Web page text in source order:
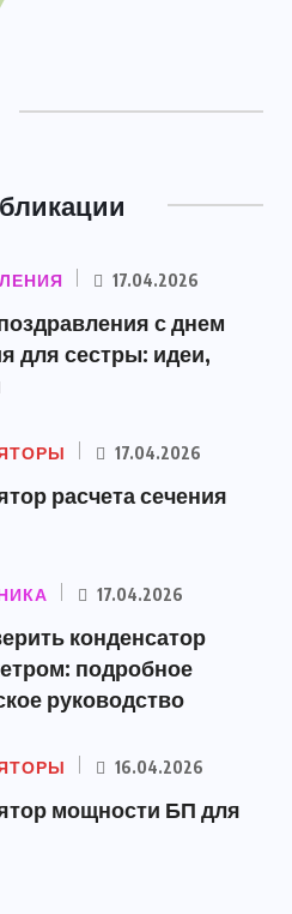
17.04.2026
с днем
для сестры: идеи,
17.04.2026
расчета сечения
17.04.2026
конденсатор
подробное
руководство
16.04.2026
мощности БП для